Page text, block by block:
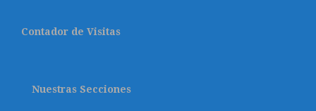
Contador de Visitas
Nuestras Secciones